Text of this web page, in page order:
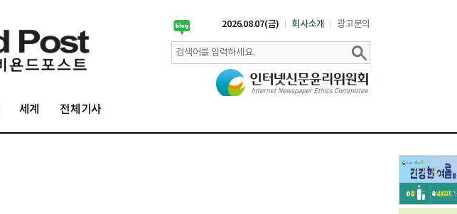
2026.08.07(금) 회사소개 광고문의
세계 전체기사